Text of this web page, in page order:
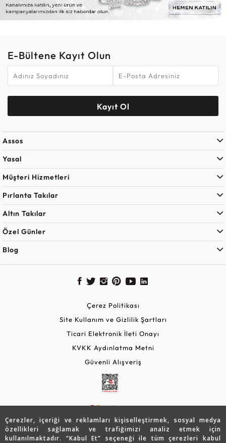
Çerezler, içeriği ve reklamları kişiselleştirmek, sosyal medya
özellikleri sağlamak ve trafiğimizi analiz etmek için
kullanılmaktadır. “Kabul Et” seçeneği ile tüm çerezleri kabul
E-Bültene Kayıt Olun
Kayıt Ol
Assos
Yasal
Müşteri Hizmetleri
Pırlanta Takılar
Altın Takılar
Özel Günler
Blog
Çerez Politikası
Site Kullanım ve Gizlilik Şartları
Ticari Elektronik İleti Onayı
KVKK Aydınlatma Metni
Güvenli Alışveriş